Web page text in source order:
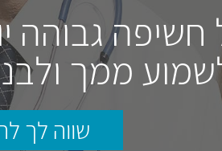
חשיפה גבוהה
ממך
שווה לך